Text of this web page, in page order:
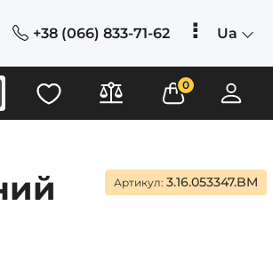
+38 (066) 833-71-62 Ua
0
Артикул: 3.16.053347.BM